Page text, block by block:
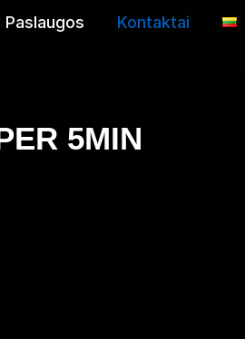
Paslaugos Kontaktai
5MIN